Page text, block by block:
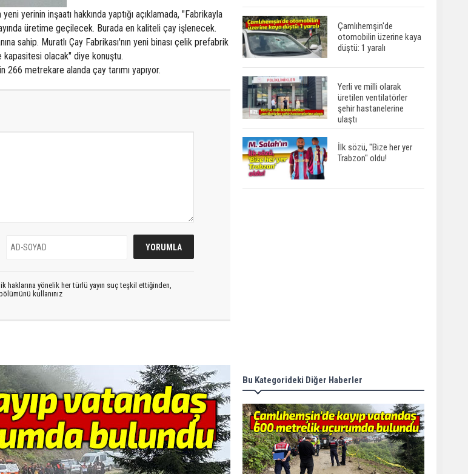
yerinin inşaatı hakkında yaptığı açıklamada, "Fabrikayla
üretime geçilecek. Burada en kaliteli çay işlenecek.
sahip. Muratlı Çay Fabrikası'nın yeni binası çelik prefabrik
olacak" diye konuştu.
metrekare alanda çay tarımı yapıyor.
haklarına yönelik her türlü yayın suç teşkil ettiğinden,
kullanınız
Çamlıhemşin'de
otomobilin üzerine kaya
düştü: 1 yaralı
Yerli ve milli olarak
üretilen ventilatörler
şehir hastanelerine
ulaştı
İlk sözü, "Bize her yer
Trabzon" oldu!
Bu Kategorideki Diğer Haberler